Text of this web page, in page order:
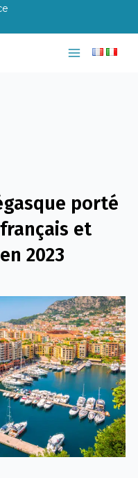
Main
porté
et
2023